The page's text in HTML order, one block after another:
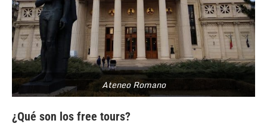
Ateneo Romano
¿Qué son los free tours?